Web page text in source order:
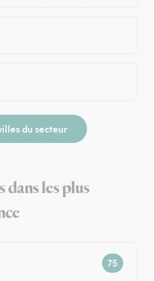
du secteur
dans les plus